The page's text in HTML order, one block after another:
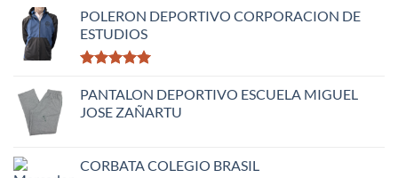
$16.900
POLERON DEPORTIVO CORPORACION DE
ESTUDIOS
con5.00
de 5
PANTALON DEPORTIVO ESCUELA MIGUEL
JOSE ZAÑARTU
CORBATA COLEGIO BRASIL